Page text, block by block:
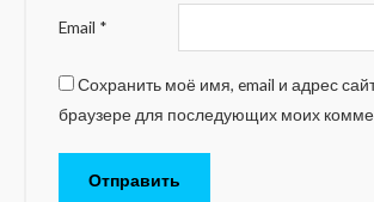
Email *
Сохранить моё имя, email и адрес
браузере для последующих моих